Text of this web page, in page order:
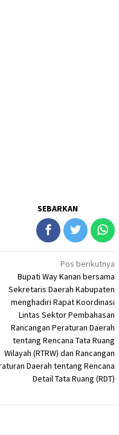
SEBARKAN
Pos berikutnya
Bupati Way Kanan bersama
Sekretaris Daerah Kabupaten
menghadiri Rapat Koordinasi
Lintas Sektor Pembahasan
Rancangan Peraturan Daerah
tentang Rencana Tata Ruang
Wilayah (RTRW) dan Rancangan
Daerah tentang Rencana
Detail Tata Ruang (RDT)